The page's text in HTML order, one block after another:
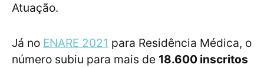
Atuação.
Já no ENARE 2021 para Residência Médica, o
número subiu para mais de 18.600 inscritos